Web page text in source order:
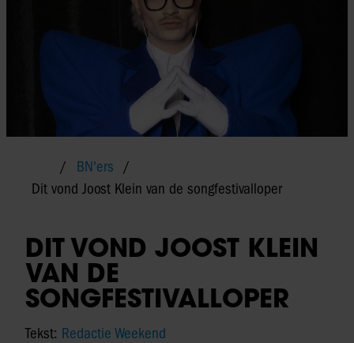
BN'ers
Dit vond Joost Klein van de songfestivalloper
DIT VOND JOOST KLEIN
VAN DE
SONGFESTIVALLOPER
Tekst: Redactie Weekend